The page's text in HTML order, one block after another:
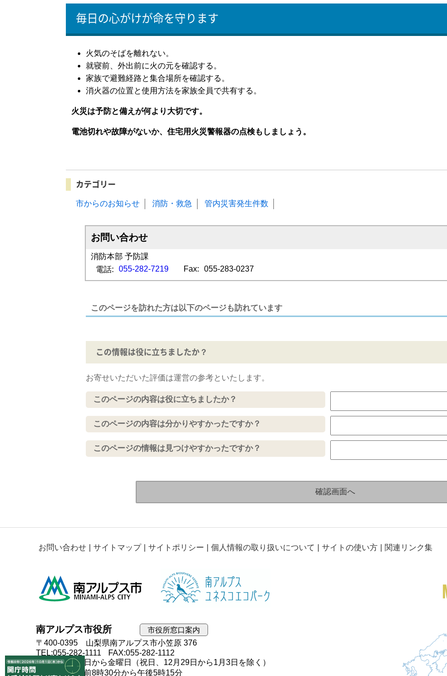
毎日の心がけが命を守ります
火気のそばを離れない。
就寝前、外出前に火の元を確認する。
家族で避難経路と集合場所を確認する。
消火器の位置と使用方法を家族全員で共有する。
火災は予防と備えが何より大切です。
電池切れや故障がないか、住宅用火災警報器の点検もしましょう。
カテゴリー
市からのお知らせ 消防・救急 管内災害発生件数
お問い合わせ
消防本部 予防課
電話:
055-282-7219 Fax: 055-283-0237
このページを訪れた方は以下のページも訪れています
この情報は役に立ちましたか？
お寄せいただいた評価は運営の参考といたします。
このページの内容は役に立ちましたか？
このページの内容は分かりやすかったですか？
このページの情報は見つけやすかったですか？
お問い合わせ サイトマップ サイトポリシー 個人情報の取り扱いについて サイトの使い方 関連リンク集
南アルプス市役所
市役所窓口案内
〒400-0395 山梨県南アルプス市小笠原 376
TEL:055-282-1111
FAX:055-282-1112
開庁日：月曜日から金曜日（祝日、12月29日から1月3日を除く）
開庁時間：午前8時30分から午後5時15分